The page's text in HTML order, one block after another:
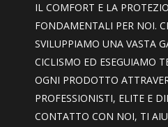
IL COMFORT E LA
FONDAMENTALI PER NOI.
SVILUPPIAMO UNA VASTA
CICLISMO ED ESEGUIAMO
OGNI PRODOTTO
PROFESSIONISTI, ELITE E
CONTATTO CON NOI, TI